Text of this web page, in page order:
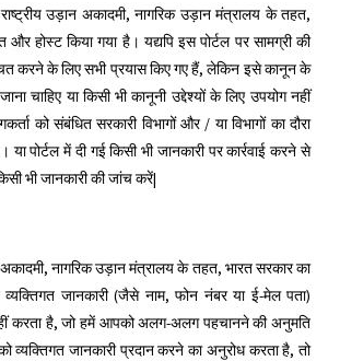
राष्ट्रीय उड़ान अकादमी, नागरिक उड़ान मंत्रालय के तहत,
और होस्ट किया गया है। यद्यपि इस पोर्टल पर सामग्री की
करने के लिए सभी प्रयास किए गए हैं, लेकिन इसे कानून के
चाहिए या किसी भी कानूनी उद्देश्यों के लिए उपयोग नहीं
को संबंधित सरकारी विभागों और / या विभागों का दौरा
पोर्टल में दी गई किसी भी जानकारी पर कार्रवाई करने से
भी जानकारी की जांच करें|
अकादमी, नागरिक उड़ान मंत्रालय के तहत, भारत सरकार का
व्यक्तिगत जानकारी (जैसे नाम, फोन नंबर या ई-मेल पता)
करता है, जो हमें आपको अलग-अलग पहचानने की अनुमति
व्यक्तिगत जानकारी प्रदान करने का अनुरोध करता है, तो